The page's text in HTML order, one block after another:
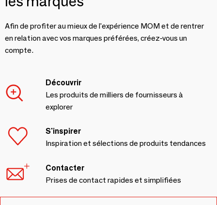
Afin de profiter au mieux de l'expérience MOM et de rentrer
en relation avec vos marques préférées, créez-vous un
compte.
Découvrir
Les produits de milliers de fournisseurs à
explorer
S'inspirer
Inspiration et sélections de produits tendances
Contacter
Prises de contact rapides et simplifiées